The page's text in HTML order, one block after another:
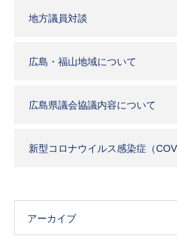
地方議員対談
広島・福山地域について
広島県議会協議内容について
新型コロナウイルス感染症（
アーカイブ